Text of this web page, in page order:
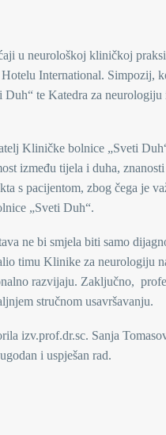
u neurološkoj kliničkoj
International. Simpozij,
te Katedra za
Kliničke bolnice „Sveti
između tijela i duha,
s pacijentom, zbog čega je
„Sveti Duh“.
ne bi smjela biti samo
timu Klinike za neurologiju
razvijaju. Zaključno,
stručnom usavršavanju.
izv.prof.dr.sc. Sanja
i uspješan rad.